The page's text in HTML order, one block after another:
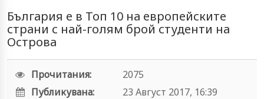
България е в Топ 10 на европейските
страни с най-голям брой студенти на
Острова
Прочитания:
2075
Публикувана:
23 Август 2017, 16:39